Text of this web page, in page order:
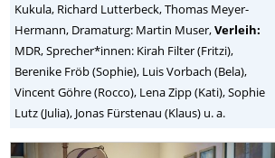
Kukula, Richard Lutterbeck, Thomas Meyer-
Hermann, Dramaturg: Martin Muser,Verleih:
MDR, Sprecher*innen: Kirah Filter (Fritzi),
Berenike Fröb (Sophie), Luis Vorbach (Bela),
Vincent Göhre (Rocco), Lena Zipp (Kati), Sophie
Lutz (Julia), Jonas Fürstenau (Klaus) u. a.